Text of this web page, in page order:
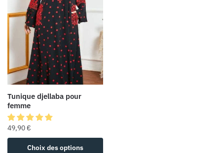
Tunique djellaba pour
femme
49,90€
Choix des options